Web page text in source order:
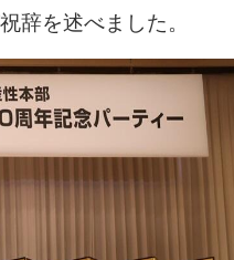
辞を述べました。